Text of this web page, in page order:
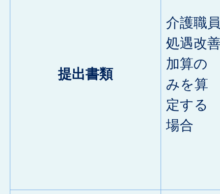
提出書類
介護職
処遇改
加算の
みを算
定する
場合